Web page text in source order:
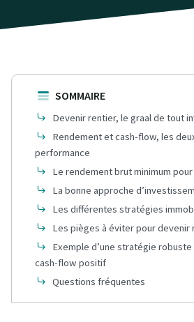
SOMMAIRE
Devenir rentier, le graal de tout
Rendement et cash-flow, les
performance
Le rendement brut minimum
La bonne approche
Les différentes stratégies
Les pièges à éviter pour devenir
Exemple d’une stratégie
cash-flow positif
Questions fréquentes